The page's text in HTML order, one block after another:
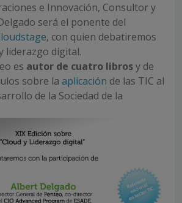
e Innovación, Consultor y
será el ponente del
, con quien debatiremos
liderazgo digital.
es autor de cuatro librosy de
sobre la aplicación de las TIC al
de la Sociedad de la